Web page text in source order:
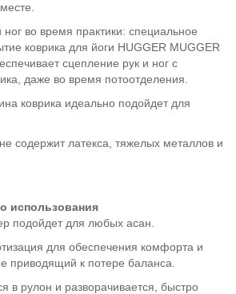
ног во время практики: специальное
коврика для йоги HUGGER MUGGER
сцепление рук и ног с
даже во время потоотделения.
коврика идеально подойдет для
содержит латекса, тяжелых металлов и
использования
подойдет для любых асан.
для обеспечения комфорта и
приводящий к потере баланса.
в рулон и разворачивается, быстро